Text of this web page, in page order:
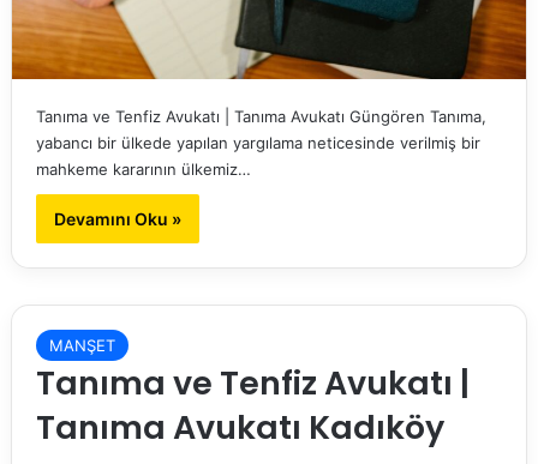
Tanıma ve Tenfiz Avukatı | Tanıma Avukatı Güngören Tanıma,
yabancı bir ülkede yapılan yargılama neticesinde verilmiş bir
mahkeme kararının ülkemiz…
Devamını Oku »
MANŞET
Tanıma ve Tenfiz Avukatı |
Tanıma Avukatı Kadıköy